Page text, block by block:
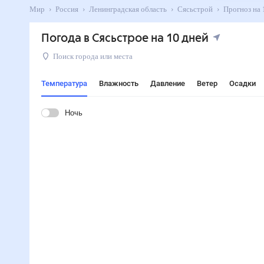
Мир Россия Ленинградская область Сясьстрой
Погода в Сясьстрое на 10 дней
Поиск города или места
Температура Влажность Давление Ветер Осадки
Ночь